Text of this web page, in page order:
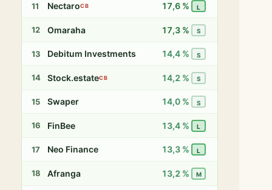
11 NectaroCB 17,6 % L
12 Omaraha 17,3 % S
13 Debitum Investments 14,4 % S
14 Stock.estateCB 14,2 % S
15 Swaper 14,0 % S
16 FinBee 13,4 % L
17 Neo Finance 13,3 % L
18 Afranga 13,2 % M